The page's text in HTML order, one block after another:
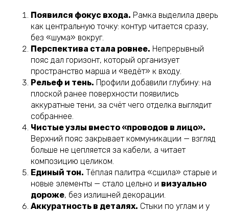
Появился фокус входа. Рамка выделила дверь
как центральную точку: контур читается сразу,
без «шума» вокруг.
Перспектива стала ровнее. Непрерывный
пояс дал горизонт, который организует
пространство марша и «ведёт» к входу.
Рельеф и тень. Профили добавили глубину: на
плоской ранее поверхности появились
аккуратные тени, за счёт чего отделка выглядит
собраннее.
Чистые узлы вместо «проводов в лицо».
Верхний пояс закрывает коммуникации — взгляд
больше не цепляется за кабели, а читает
композицию целиком.
Единый тон. Тёплая палитра «сшила» старые и
новые элементы — стало цельно и визуально
дороже, без излишней декорации.
Аккуратность в деталях. Стыки по углам и у